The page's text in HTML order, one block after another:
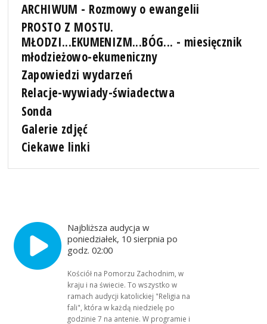
ARCHIWUM - Rozmowy o ewangelii
PROSTO Z MOSTU.
MŁODZI...EKUMENIZM...BÓG... - miesięcznik
młodzieżowo-ekumeniczny
Zapowiedzi wydarzeń
Relacje-wywiady-świadectwa
Sonda
Galerie zdjęć
Ciekawe linki
Najbliższa audycja w
poniedziałek, 10 sierpnia po
godz. 02:00
Kościół na Pomorzu Zachodnim, w
kraju i na świecie. To wszystko w
ramach audycji katolickiej "Religia na
fali", która w każdą niedzielę po
godzinie 7 na antenie. W programie i